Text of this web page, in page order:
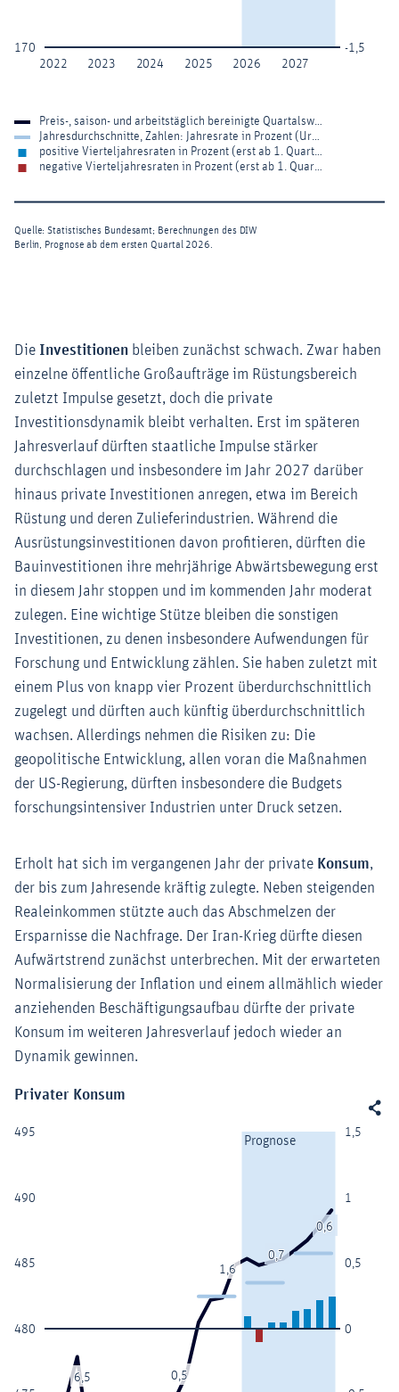
Die Investitionen bleiben zunächst schwach. Zwar haben
einzelne öffentliche Großaufträge im Rüstungsbereich
zuletzt Impulse gesetzt, doch die private
Investitionsdynamik bleibt verhalten. Erst im späteren
Jahresverlauf dürften staatliche Impulse stärker
durchschlagen und insbesondere im Jahr 2027 darüber
hinaus private Investitionen anregen, etwa im Bereich
Rüstung und deren Zulieferindustrien. Während die
Ausrüstungsinvestitionen davon profitieren, dürften die
Bauinvestitionen ihre mehrjährige Abwärtsbewegung erst
in diesem Jahr stoppen und im kommenden Jahr moderat
zulegen. Eine wichtige Stütze bleiben die sonstigen
Investitionen, zu denen insbesondere Aufwendungen für
Forschung und Entwicklung zählen. Sie haben zuletzt mit
einem Plus von knapp vier Prozent überdurchschnittlich
zugelegt und dürften auch künftig überdurchschnittlich
wachsen. Allerdings nehmen die Risiken zu: Die
geopolitische Entwicklung, allen voran die Maßnahmen
der US-Regierung, dürften insbesondere die Budgets
forschungsintensiver Industrien unter Druck setzen.
Erholt hat sich im vergangenen Jahr der private Konsum,
der bis zum Jahresende kräftig zulegte. Neben steigenden
Realeinkommen stützte auch das Abschmelzen der
Ersparnisse die Nachfrage. Der Iran-Krieg dürfte diesen
Aufwärtstrend zunächst unterbrechen. Mit der erwarteten
Normalisierung der Inflation und einem allmählich wieder
anziehenden Beschäftigungsaufbau dürfte der private
Konsum im weiteren Jahresverlauf jedoch wieder an
Dynamik gewinnen.